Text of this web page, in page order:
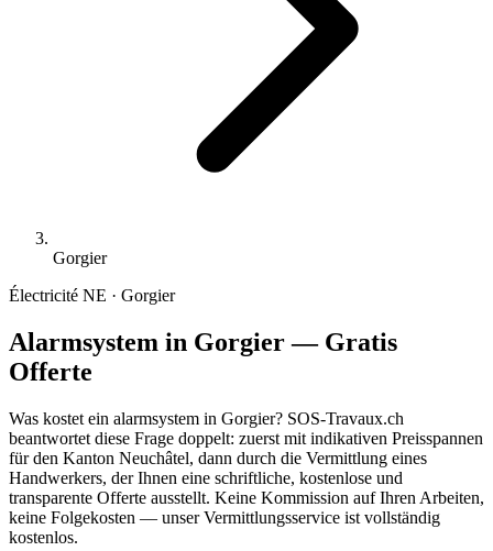
Gorgier
Électricité NE · Gorgier
Alarmsystem in Gorgier — Gratis
Offerte
Was kostet ein alarmsystem in Gorgier? SOS-Travaux.ch
beantwortet diese Frage doppelt: zuerst mit indikativen Preisspannen
für den Kanton Neuchâtel, dann durch die Vermittlung eines
Handwerkers, der Ihnen eine schriftliche, kostenlose und
transparente Offerte ausstellt. Keine Kommission auf Ihren Arbeiten,
keine Folgekosten — unser Vermittlungsservice ist vollständig
kostenlos.